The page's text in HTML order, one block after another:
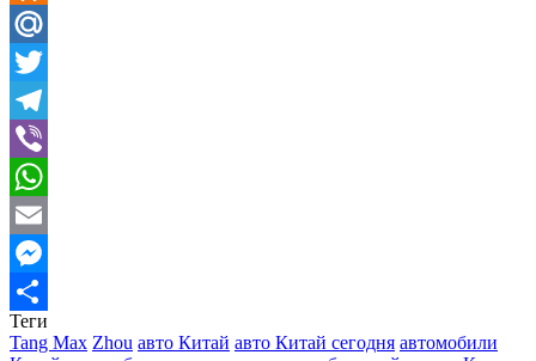
Odnoklassniki
Mail.Ru
Twitter
Telegram
Viber
WhatsApp
Email
Messenger
Отправить
Теги
Tang Max Zhou авто Китай авто Китай сегодня автомобили